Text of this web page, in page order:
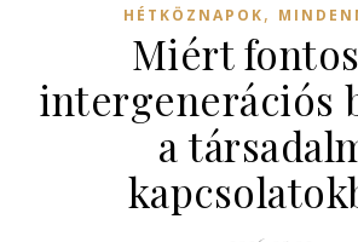
HÉTKÖZNAPOK,
Miért
intergenerációs
a